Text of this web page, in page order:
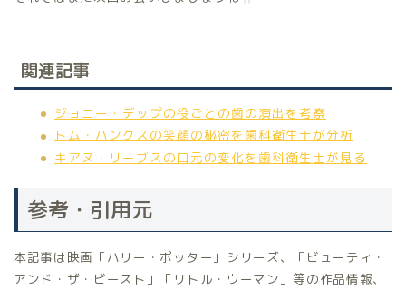
関連記事
ジョニー・デップの役ごとの歯の演出を考察
トム・ハンクスの笑顔の秘密を歯科衛生士が分析
キアヌ・リーブスの口元の変化を歯科衛生士が見る
参考・引用元
本記事は映画「ハリー・ポッター」シリーズ、「ビューティ・
アンド・ザ・ビースト」「リトル・ウーマン」等の作品情報、